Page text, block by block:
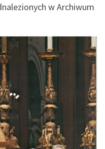
w Archiwum